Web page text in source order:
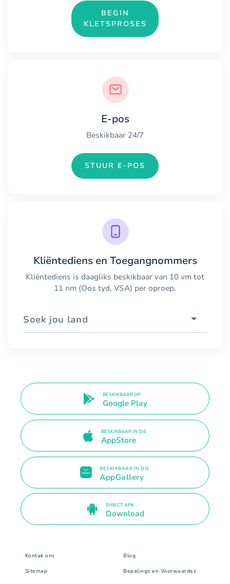
BEGIN
KLETSPROSES
E-pos
Beskikbaar 24/7
STUUR E-POS
Kliëntediens en Toegangnommers
Kliëntediens is daagliks beskikbaar van 10 vm tot
11 nm (Oos tyd, VSA) per oproep.
Soek jou land
BESKIKBAAR OP
Google Play
BESKIKBAAR IN DIE
AppStore
BESKIKBAAR IN DIE
AppGallery
DIRECT APK
Download
Kontak ons Blog
Sitemap Bepalings en Voorwaardes